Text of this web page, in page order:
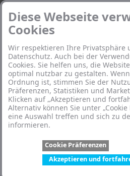
Diese Webseite
Cookies
Wir respektieren Ihre Privatsphäre
Datenschutz. Auch bei der
Cookies. Sie helfen uns, die
optimal nutzbar zu gestalten.
Ordnung ist, stimmen Sie der
Präferenzen, Statistiken und
Klicken auf „Akzeptieren und
Alternativ können Sie unter „Cookie
eine Auswahl treffen und sich zu
informieren.
Cookie Präferenzen
Akzeptieren und
Search:
Startseite »
Serviceverpackungen
Sichern Sie Ihre Rechtskonformität in